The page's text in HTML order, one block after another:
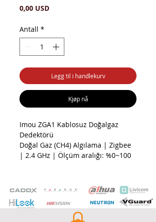
0,00 USDPris
Antall *
Legg til i handlekurv
Kjøp nå
Imou ZGA1 Kablosuz Doğalgaz
Dedektörü
Doğal Gaz (CH4) Algılama | Zigbee
| 2.4 GHz | Ölçüm aralığı: %0~100
Hassasiyeti: - 96dBm | Alarm
Yoğunluğu: %8 LEL | Ses Şiddeti:
≥70dB | Alev Geciktirici Malzeme |
IPC ve Ampuller Gibi Diğer Akıllı Ev